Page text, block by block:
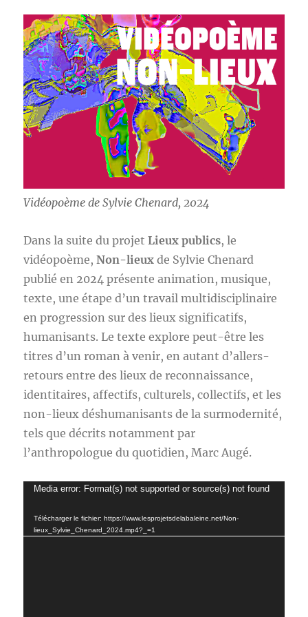
Vidéopoème de Sylvie Chenard, 2024
Dans la suite du projetLieux publics, le
vidéopoème,Non-lieux de Sylvie Chenard
publié en 2024 présente animation, musique,
texte, une étape d’un travail multidisciplinaire
en progression sur des lieux significatifs,
humanisants. Le texte explore peut-être les
titres d’un roman à venir, en autant d’allers-
retours entre des lieux de reconnaissance,
identitaires, affectifs, culturels, collectifs, et les
non-lieux déshumanisants de la surmodernité,
tels que décrits notamment par
l’anthropologue du quotidien, Marc Augé.
Lecteur
Media error: Format(s) not supported or source(s) not found
Télécharger le fichier: https://www.lesprojetsdelabaleine.net/Non-
lieux_Sylvie_Chenard_2024.mp4?_=1